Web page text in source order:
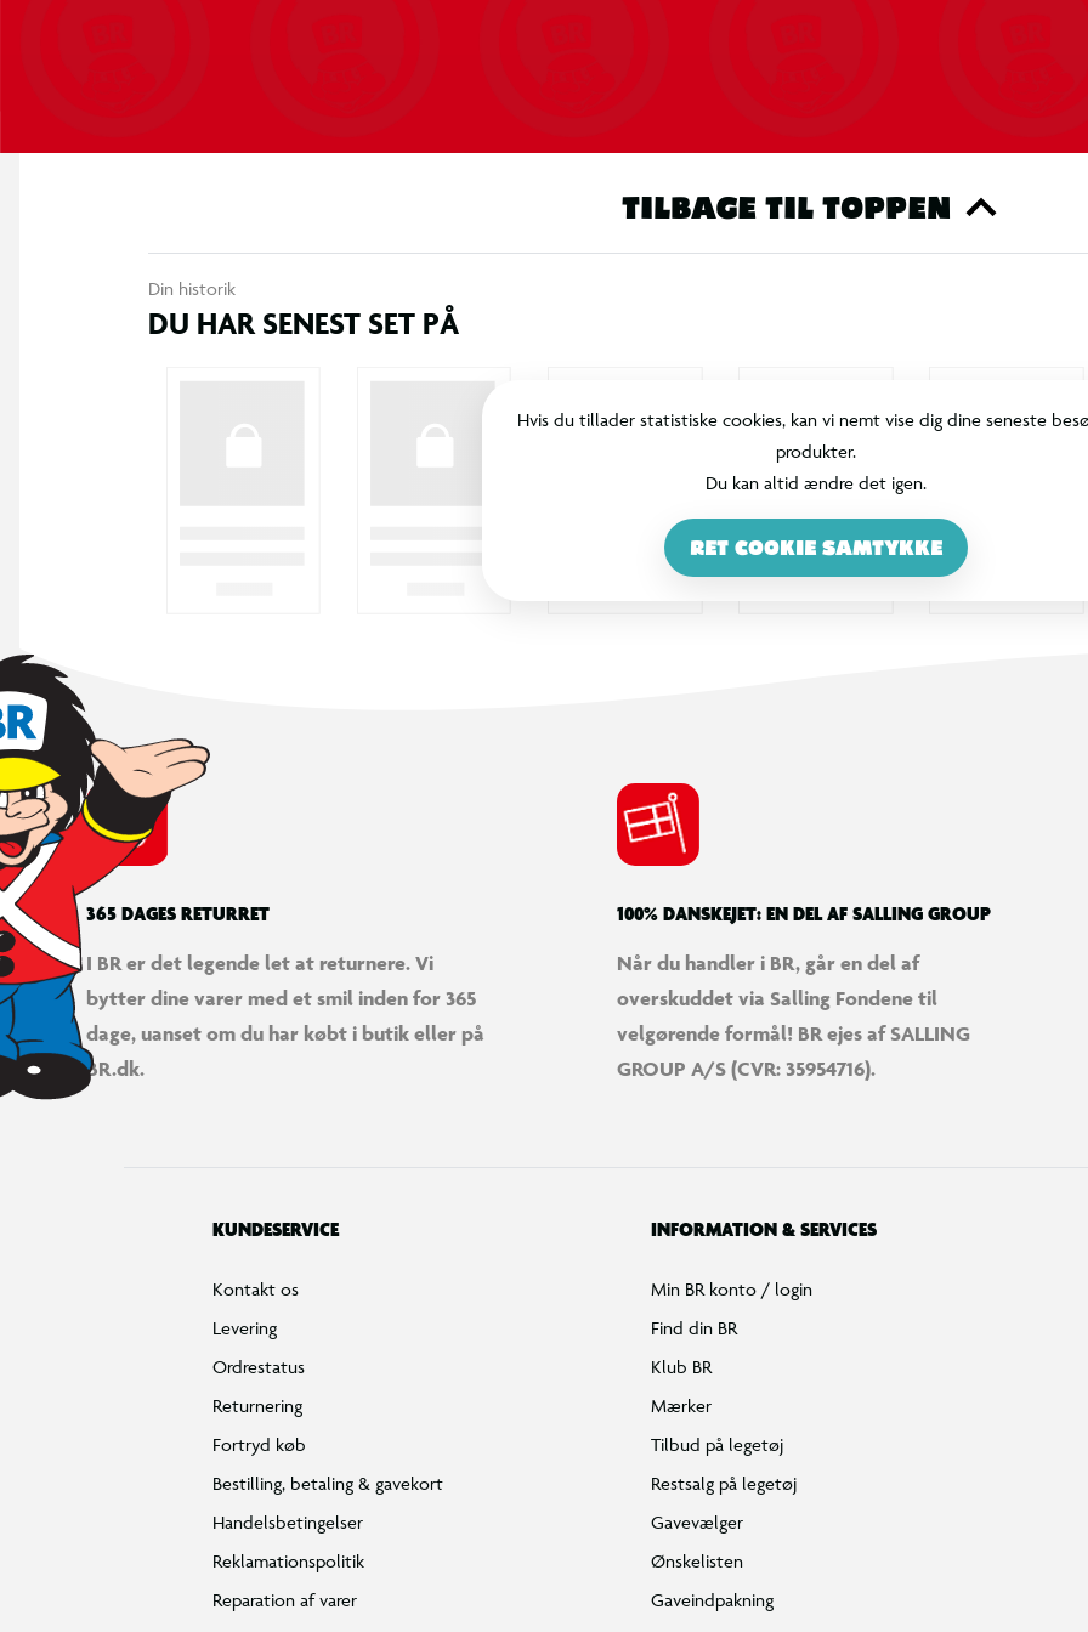
TILBAGE TIL TOPPEN
Din historik
DU HAR SENEST SET PÅ
Hvis du tillader statistiske cookies, kan vi nemt vise dig dine seneste
produkter.
Du kan altid ændre det igen.
RET COOKIE SAMTYKKE
365 DAGES RETURRET
I BR er det legende let at returnere. Vi
bytter dine varer med et smil inden for 365
dage, uanset om du har købt i butik eller på
BR.dk.
100% DANSKEJET: EN DEL AF SALLING GROUP
Når du handler i BR, går en del af
overskuddet via Salling Fondene til
velgørende formål! BR ejes af SALLING
GROUP A/S (CVR: 35954716).
KUNDESERVICE
Kontakt os
Levering
Ordrestatus
Returnering
Fortryd køb
Bestilling, betaling & gavekort
Handelsbetingelser
Reklamationspolitik
Reparation af varer
INFORMATION & SERVICES
Min BR konto / login
Find din BR
Klub BR
Mærker
Tilbud på legetøj
Restsalg på legetøj
Gavevælger
Ønskelisten
Gaveindpakning